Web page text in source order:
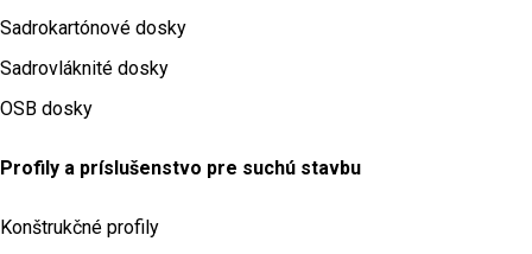
Sadrokartónové dosky
Sadrovláknité dosky
OSB dosky
Profily a príslušenstvo pre suchú stavbu
Konštrukčné profily